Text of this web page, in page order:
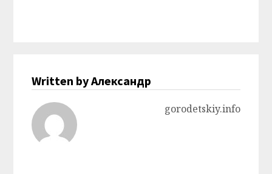
Written by Александр
gorodetskiy.info